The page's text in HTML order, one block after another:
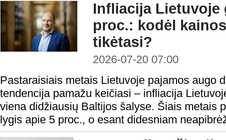
Infliacija Lietuvoje
proc.: kodėl
tikėtasi?
2026-07-20 07:00
Pastaraisiais metais Lietuvoje pajamos augo
tendencija pamažu keičiasi – infliacija
viena didžiausių Baltijos šalyse. Šiais metais
lygis apie 5 proc., o esant didesniam